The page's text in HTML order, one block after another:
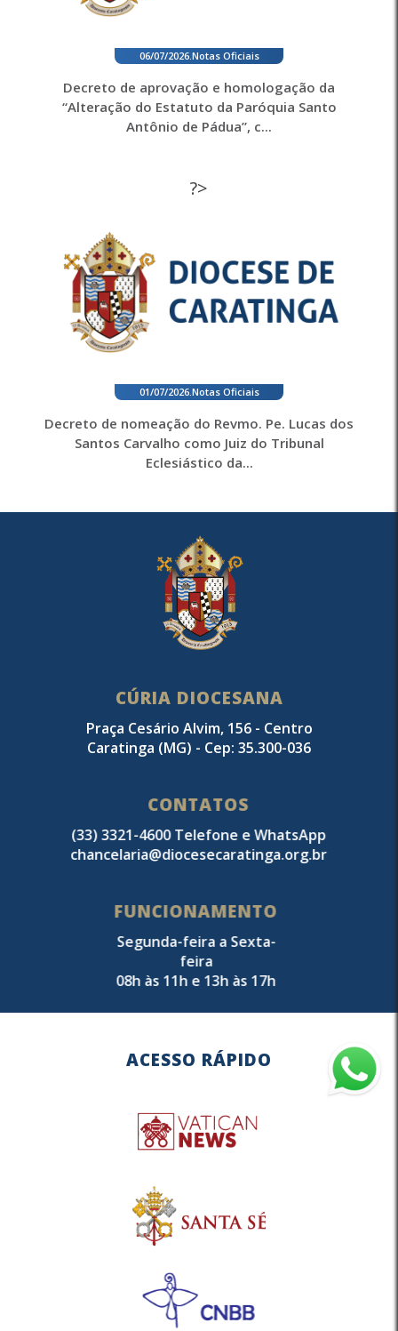
06/07/2026. Notas Oficiais
Decreto de aprovação e homologação da
“Alteração do Estatuto da Paróquia Santo
Antônio de Pádua”, c...
?>
01/07/2026. Notas Oficiais
Decreto de nomeação do Revmo. Pe. Lucas dos
Santos Carvalho como Juiz do Tribunal
Eclesiástico da...
CÚRIA DIOCESANA
Praça Cesário Alvim, 156 - Centro
Caratinga (MG) - Cep: 35.300-036
CONTATOS
(33) 3321-4600 Telefone e WhatsApp
chancelaria@diocesecaratinga.org.br
FUNCIONAMENTO
Segunda-feira a Sexta-
feira
08h às 11h e 13h às 17h
ACESSO RÁPIDO